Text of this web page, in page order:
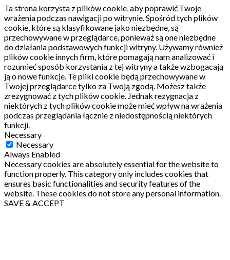
Ta strona korzysta z plików cookie, aby poprawić Twoje
wrażenia podczas nawigacji po witrynie. Spośród tych plików
cookie, które są klasyfikowane jako niezbędne, są
przechowywane w przeglądarce, ponieważ są one niezbędne
do działania podstawowych funkcji witryny. Używamy również
plików cookie innych firm, które pomagają nam analizować i
rozumieć sposób korzystania z tej witryny a także wzbogacają
ją o nowe funkcje. Te pliki cookie będą przechowywane w
Twojej przeglądarce tylko za Twoją zgodą. Możesz także
zrezygnować z tych plików cookie. Jednak rezygnacja z
niektórych z tych plików cookie może mieć wpływ na wrażenia
podczas przeglądania łącznie z niedostępnością niektórych
funkcji.
Necessary
Necessary
Always Enabled
Necessary cookies are absolutely essential for the website to
function properly. This category only includes cookies that
ensures basic functionalities and security features of the
website. These cookies do not store any personal information.
SAVE & ACCEPT